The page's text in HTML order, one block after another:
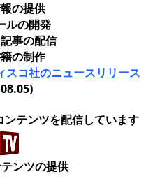
の提供
ルの開発
事の配信
の制作
スコ社のニュースリリース
ンテンツを配信しています
ンツの提供